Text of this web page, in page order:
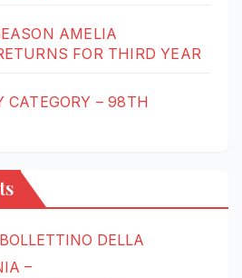
AMELIA
FOR THIRD YEAR
– 98TH
DELLA
–